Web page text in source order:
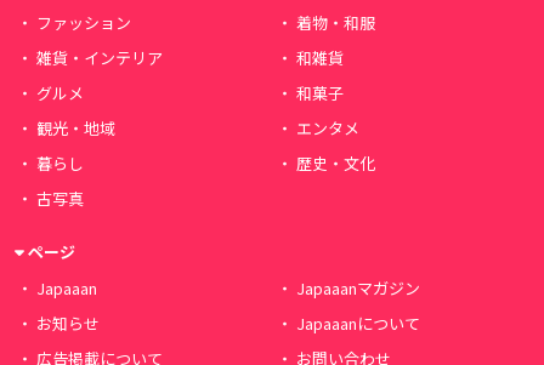
ファッション
着物・和服
雑貨・インテリア
和雑貨
グルメ
和菓子
観光・地域
エンタメ
暮らし
歴史・文化
古写真
ページ
Japaaan
Japaaanマガジン
お知らせ
Japaaanについて
広告掲載について
お問い合わせ